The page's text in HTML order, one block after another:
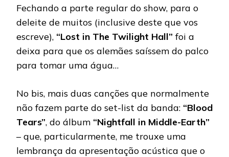
Fechando a parte regular do show, para o
deleite de muitos (inclusive deste que vos
escreve), “Lost in The Twilight Hall” foi a
deixa para que os alemães saíssem do palco
para tomar uma água…
No bis, mais duas canções que normalmente
não fazem parte do set-list da banda: “Blood
Tears”, do álbum “Nightfall in Middle-Earth”
– que, particularmente, me trouxe uma
lembrança da apresentação acústica que o